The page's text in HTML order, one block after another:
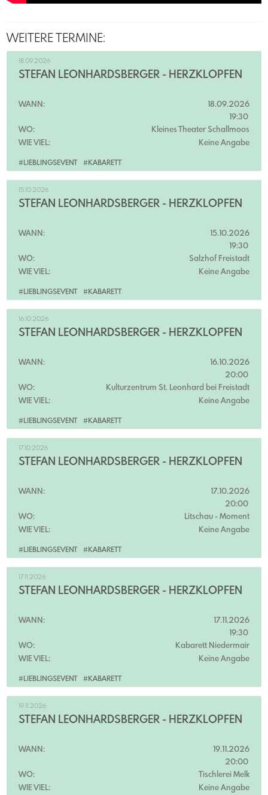
WEITERE TERMINE:
#LIEBLINGSEVENT #KABARETT
18.09.2026
STEFAN LEONHARDSBERGER - HERZKLOPFEN
WANN:
18.09.2026
19:30
WO:
Kleines Theater Schallmoos
WIE VIEL:
Keine Angabe
#LIEBLINGSEVENT #KABARETT
15.10.2026
STEFAN LEONHARDSBERGER - HERZKLOPFEN
WANN:
15.10.2026
19:30
WO:
Salzhof Freistadt
WIE VIEL:
Keine Angabe
#LIEBLINGSEVENT #KABARETT
16.10.2026
STEFAN LEONHARDSBERGER - HERZKLOPFEN
WANN:
16.10.2026
20:00
WO:
Kulturzentrum St. Leonhard bei Freistadt
WIE VIEL:
Keine Angabe
#LIEBLINGSEVENT #KABARETT
17.10.2026
STEFAN LEONHARDSBERGER - HERZKLOPFEN
WANN:
17.10.2026
20:00
WO:
Litschau - Moment
WIE VIEL:
Keine Angabe
#LIEBLINGSEVENT #KABARETT
17.11.2026
STEFAN LEONHARDSBERGER - HERZKLOPFEN
WANN:
17.11.2026
19:30
WO:
Kabarett Niedermair
WIE VIEL:
Keine Angabe
19.11.2026
STEFAN LEONHARDSBERGER - HERZKLOPFEN
WANN:
19.11.2026
20:00
WO:
Tischlerei Melk
WIE VIEL:
Keine Angabe